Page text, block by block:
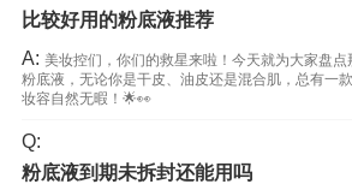
比较好用的粉底液推荐
A: 美妆控们，你们的救星来啦！今天就为大家盘
粉底液，无论你是干皮、油皮还是混合肌，总有一
妆容自然无暇！🌟👀
Q:
粉底液到期未拆封还能用吗